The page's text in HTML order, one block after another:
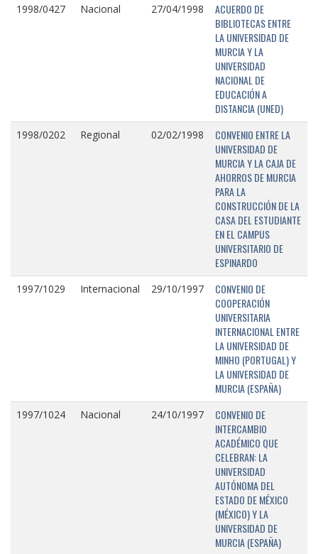
1998/0427 Nacional 27/04/1998
ACUERDO DE
BIBLIOTECAS ENTRE
LA UNIVERSIDAD DE
MURCIA Y LA
UNIVERSIDAD
NACIONAL DE
EDUCACIÓN A
DISTANCIA (UNED)
1998/0202 Regional 02/02/1998
CONVENIO ENTRE LA
UNIVERSIDAD DE
MURCIA Y LA CAJA DE
AHORROS DE MURCIA
PARA LA
CONSTRUCCIÓN DE LA
CASA DEL ESTUDIANTE
EN EL CAMPUS
UNIVERSITARIO DE
ESPINARDO
1997/1029 Internacional 29/10/1997
CONVENIO DE
COOPERACIÓN
UNIVERSITARIA
INTERNACIONAL ENTRE
LA UNIVERSIDAD DE
MINHO (PORTUGAL) Y
LA UNIVERSIDAD DE
MURCIA (ESPAÑA)
1997/1024 Nacional 24/10/1997
CONVENIO DE
INTERCAMBIO
ACADÉMICO QUE
CELEBRAN: LA
UNIVERSIDAD
AUTÓNOMA DEL
ESTADO DE MÉXICO
(MÉXICO) Y LA
UNIVERSIDAD DE
MURCIA (ESPAÑA)